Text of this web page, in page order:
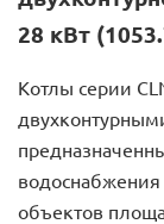
28 кВт
Котлы серии
водоснабжения
объектов